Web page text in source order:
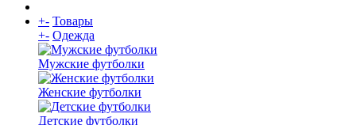
+- Товары
+- Одежда
Мужские футболки
Женские футболки
Детские футболки